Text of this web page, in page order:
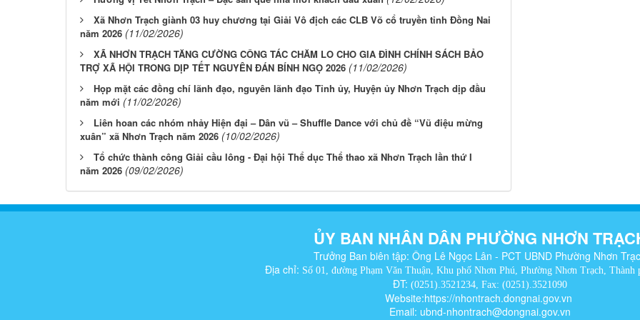
Xã Nhơn Trạch giành 03 huy chương tại Giải Vô địch các CLB Võ cổ truyền tỉnh Đồng Nai
năm 2026 (11/02/2026)
XÃ NHƠN TRẠCH TĂNG CƯỜNG CÔNG TÁC CHĂM LO CHO GIA ĐÌNH CHÍNH SÁCH BẢO
TRỢ XÃ HỘI TRONG DỊP TẾT NGUYÊN ĐÁN BÍNH NGỌ 2026 (11/02/2026)
Họp mặt các đồng chí lãnh đạo, nguyên lãnh đạo Tỉnh ủy, Huyện ủy Nhơn Trạch dịp đầu
năm mới (11/02/2026)
Liên hoan các nhóm nhảy Hiện đại – Dân vũ – Shuffle Dance với chủ đề “Vũ điệu mừng
xuân” xã Nhơn Trạch năm 2026 (10/02/2026)
Tổ chức thành công Giải cầu lông - Đại hội Thể dục Thể thao xã Nhơn Trạch lần thứ I
năm 2026 (09/02/2026)
ỦY BAN NHÂN DÂN PHƯỜNG NHƠN
Trưởng Ban biên tập: Ông Lê Ngọc Lân - PCT UBND Phường Nhơn
Địa chỉ: Số 01, đường Phạm Văn Thuận, Khu phố Nhơn Phú, Phường Nhơn Trạch, Thành
ĐT: (0251).3521234, Fax: (0251).3521090
Website:https://nhontrach.dongnai.gov.vn
Email: ubnd-nhontrach@dongnai.gov.vn​